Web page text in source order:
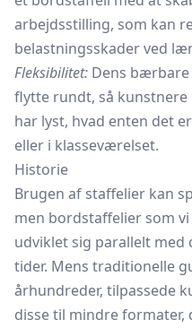
arbejdsstilling, som kan
belastningsskader ved
Fleksibilitet: Dens
flytte rundt, så
har lyst, hvad enten det
eller i klasseværelset.
Historie
Brugen af staffelier kan
men bordstaffelier som
udviklet sig parallelt med
tider. Mens traditionelle
århundreder, tilpassede
disse til mindre formater,